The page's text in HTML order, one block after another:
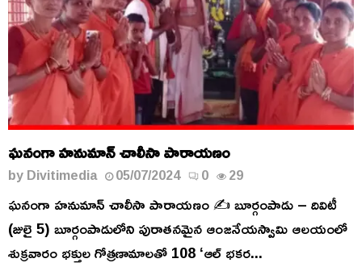
ఘనంగా హనుమాన్ చాలీసా పారాయణం
byDivitimedia 05/07/2024 0 29
ఘనంగా హనుమాన్ చాలీసా పారాయణం ✍️ బూర్గంపాడు – దివిటీ
(జులై 5) బూర్గంపాడులోని పురాతనమైన ఆంజనేయస్వామి ఆలయంలో
శుక్రవారం భక్తుల గోత్రణామాలతో 108 ‘ఆల్ భకర...